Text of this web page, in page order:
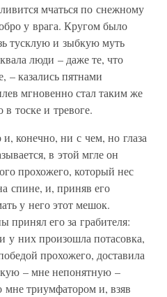
мчаться по снежному
у врага. Кругом было
тусклую и зыбкую муть
люди – даже те, что
– казались пятнами
мгновенно стал таким же
тоске и тревоге.
конечно, ни с чем, но глаза
в этой мгле он
прохожего, который нес
спине, и, приняв его
у него этот мешок.
принял его за грабителя:
у них произошла потасовка,
прохожего, доставила
– мне непонятную –
мне триумфатором и, взяв